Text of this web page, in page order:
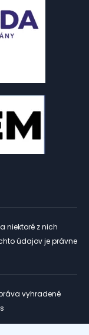
niektoré z nich
údajov je právne
vyhradené